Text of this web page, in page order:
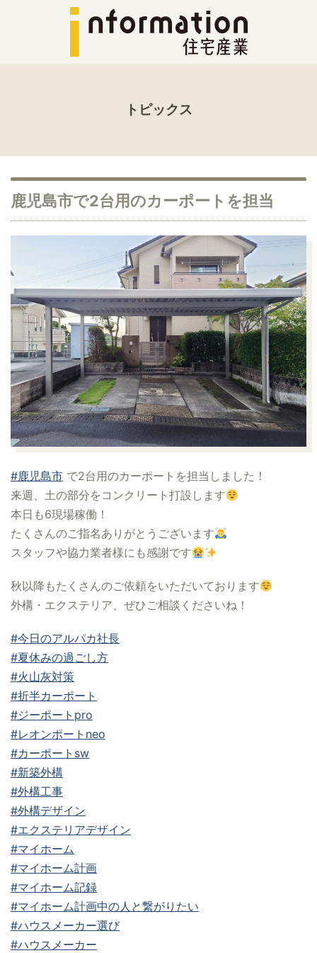
トピックス
鹿児島市で2台用のカーポートを担当
#鹿児島市 で2台用のカーポートを担当しました！
来週、土の部分をコンクリート打設します
本日も6現場稼働！
たくさんのご指名ありがとうございます
スタッフや協力業者様にも感謝です
秋以降もたくさんのご依頼をいただいております
外構・エクステリア、ぜひご相談くださいね！
#今日のアルパカ社長
#夏休みの過ごし方
#火山灰対策
#折半カーポート
#ジーポートpro
#レオンポートneo
#カーポートsw
#新築外構
#外構工事
#外構デザイン
#エクステリアデザイン
#マイホーム
#マイホーム計画
#マイホーム記録
#マイホーム計画中の人と繋がりたい
#ハウスメーカー選び
#ハウスメーカー